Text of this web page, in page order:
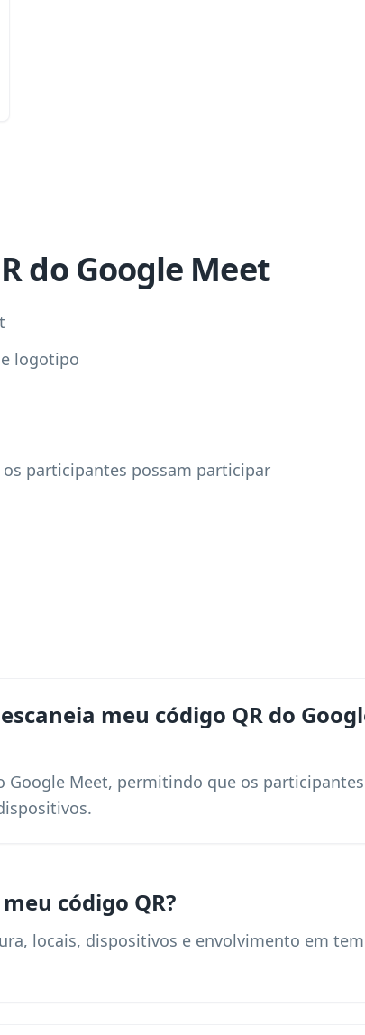
do Google Meet
logotipo
participantes possam participar
meu código QR do
Google Meet, permitindo que os participantes
código QR?
locais, dispositivos e envolvimento em